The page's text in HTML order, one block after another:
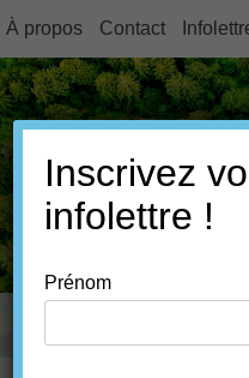
À propos Contact
FORÊT
Inscrivez
infolettre !
Prénom